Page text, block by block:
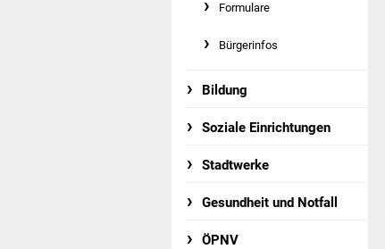
Formulare
Bürgerinfos
Bildung
Soziale Einrichtungen
Stadtwerke
Gesundheit und Notfall
ÖPNV